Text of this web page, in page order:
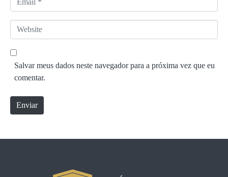
*
m
a
*
W
e
b
e
Salvar meus dados neste navegador para a próxima vez que eu
comentar.
Enviar